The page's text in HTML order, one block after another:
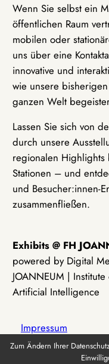
Wenn Sie selbst ein
öffentlichen Raum
mobilen oder
uns über eine
innovative und
wie unsere
ganzen Welt
Lassen Sie sich von
durch unsere
regionalen Highlights
Stationen – und
und Besucher:innen-
zusammenfließen.
Exhibits @ FH
powered by Digital
JOANNEUM |
Artificial Intelligence
Impressum
Zum Ändern Ihrer